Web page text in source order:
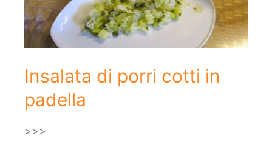
Insalata di porri cotti in
padella
>>>